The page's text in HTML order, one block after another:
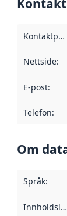
Kontaktpunkt
Nettside:
E-post:
Telefon:
Om
Språk:
Innholdsleverandører